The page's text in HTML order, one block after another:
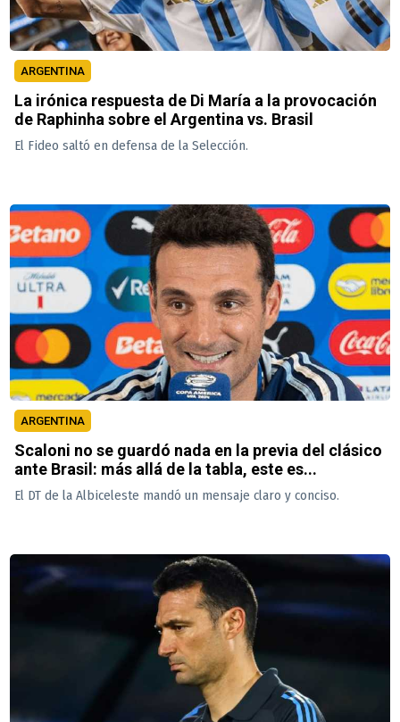
ARGENTINA
La irónica respuesta de Di María a la provocación
de Raphinha sobre el Argentina vs. Brasil
El Fideo saltó en defensa de la Selección.
ARGENTINA
Scaloni no se guardó nada en la previa del clásico
ante Brasil: más allá de la tabla, este es...
El DT de la Albiceleste mandó un mensaje claro y conciso.